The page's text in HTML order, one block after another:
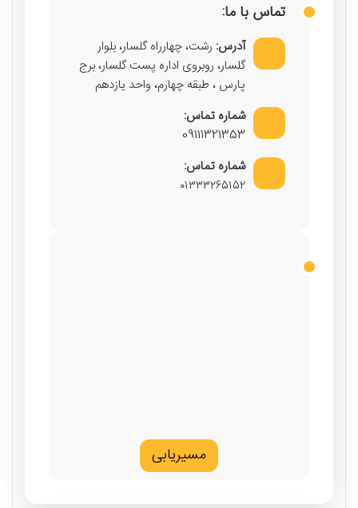
تماس با ما:
آدرس: رشت، چهارراه گلسار، بلوار
گلسار، روبروی اداره پست گلسار، برج
پارس ، طبقه چهارم، واحد یازدهم
شماره تماس:
09111321353
شماره تماس:
۰۱۳۳۳۲۶۵۱۵۲
مسیریابی